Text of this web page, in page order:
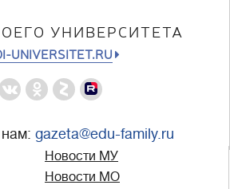
УНИВЕРСИТЕТА
UNIVERSITET.RU
gazeta@edu-family.ru
Новости МУ
Новости МО